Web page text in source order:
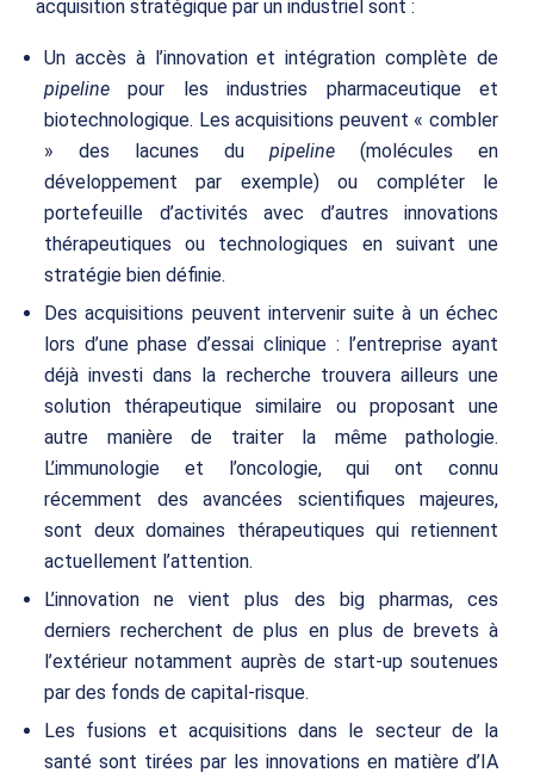
acquisition stratégique par un industriel sont :
Un accès à l’innovation et intégration complète de
pipeline pour les industries pharmaceutique et
biotechnologique. Les acquisitions peuvent « combler
» des lacunes du pipeline (molécules en
développement par exemple) ou compléter le
portefeuille d’activités avec d’autres innovations
thérapeutiques ou technologiques en suivant une
stratégie bien définie.
Des acquisitions peuvent intervenir suite à un échec
lors d’une phase d’essai clinique : l’entreprise ayant
déjà investi dans la recherche trouvera ailleurs une
solution thérapeutique similaire ou proposant une
autre manière de traiter la même pathologie.
L’immunologie et l’oncologie, qui ont connu
récemment des avancées scientifiques majeures,
sont deux domaines thérapeutiques qui retiennent
actuellement l’attention.
L’innovation ne vient plus des big pharmas, ces
derniers recherchent de plus en plus de brevets à
l’extérieur notamment auprès de start-up soutenues
par des fonds de capital-risque.
Les fusions et acquisitions dans le secteur de la
santé sont tirées par les innovations en matière d’IA